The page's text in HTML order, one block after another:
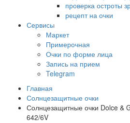
проверка остроты
рецепт на очки
Сервисы
Маркет
Примерочная
Очки по форме лица
Запись на прием
Telegram
Главная
Солнцезащитные очки
Солнцезащитные очки Dolce &
642/6V